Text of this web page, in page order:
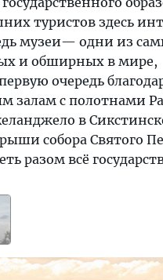
туристов здесь
музеи— одни из
и обширных в мире,
очередь
залам с полотнами
в
собора Святого
разом всё